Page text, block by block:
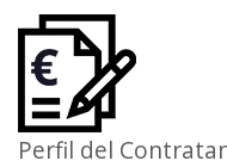
Perfil del